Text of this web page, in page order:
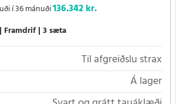
í 36 mánuði136.342 kr.
Framdrif 3 sæta
Til afgreiðslu strax
Á lager